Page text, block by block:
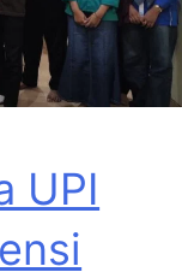
UPI